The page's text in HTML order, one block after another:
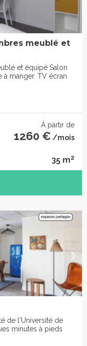
meublé et
et équipé Salon
à manger. TV écran
À partir de
1260 € /mois
35 m2
de l'Université de
minutes à pieds